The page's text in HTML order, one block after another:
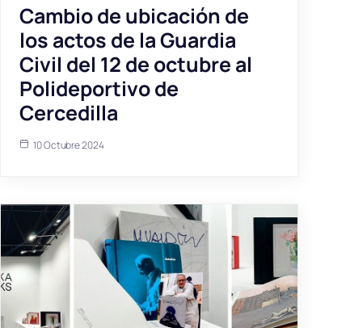
Cambio de ubicación de
los actos de la Guardia
Civil del 12 de octubre al
Polideportivo de
Cercedilla
10 Octubre 2024